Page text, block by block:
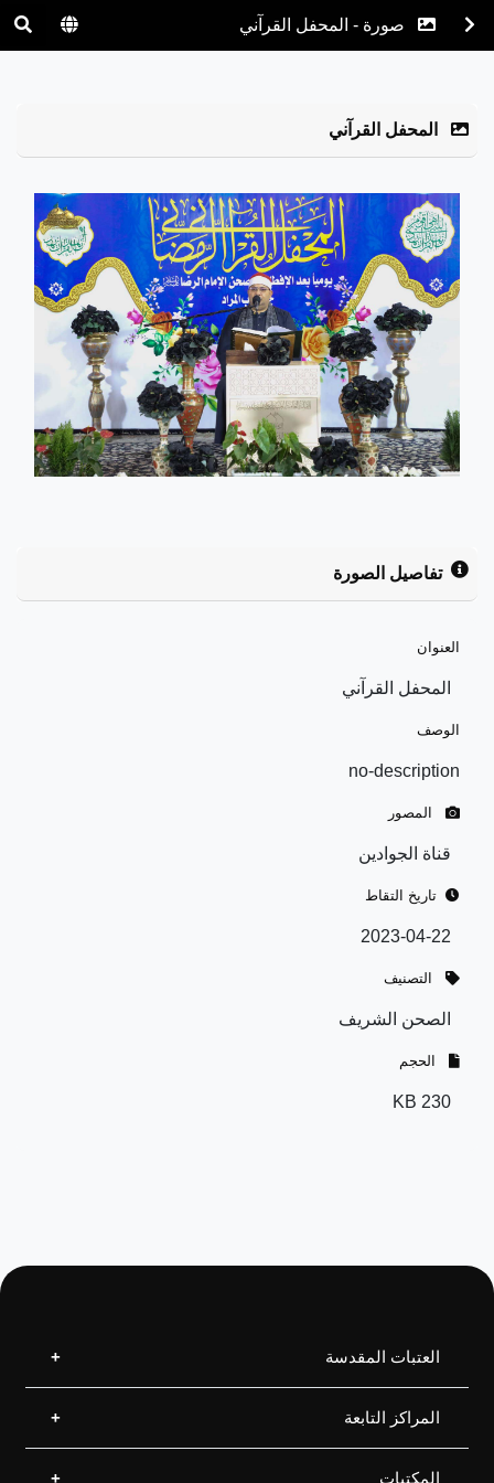
صورة - المحفل القرآني
المحفل القرآني
تفاصيل الصورة
العنوان
المحفل القرآني
الوصف
no-description
المصور
قناة الجوادين
تاريخ التقاط
2023-04-22
التصنيف
الصحن الشريف
الحجم
230 KB
العتبات المقدسة
العتبة العلوية المقدسة
العتبة الحسينية المقدسة
العتبة الرضوية المقدسة
المراكز التابعة
المكتبات